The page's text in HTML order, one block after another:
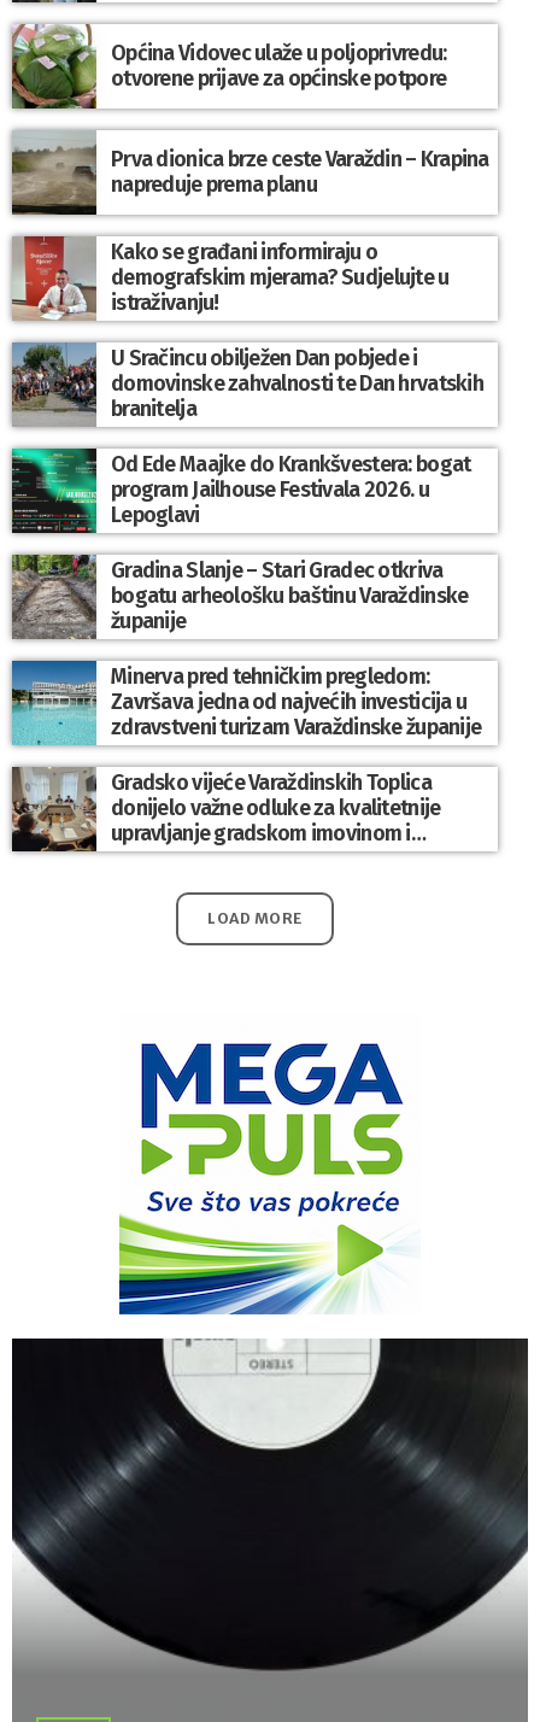
Općina Vidovec ulaže u poljoprivredu:
otvorene prijave za općinske potpore
Prva dionica brze ceste Varaždin – Krapina
napreduje prema planu
Kako se građani informiraju o
demografskim mjerama? Sudjelujte u
istraživanju!
U Sračincu obilježen Dan pobjede i
domovinske zahvalnosti te Dan hrvatskih
branitelja
Od Ede Maajke do Krankšvestera: bogat
program Jailhouse Festivala 2026. u
Lepoglavi
Gradina Slanje – Stari Gradec otkriva
bogatu arheološku baštinu Varaždinske
županije
Minerva pred tehničkim pregledom:
Završava jedna od najvećih investicija u
zdravstveni turizam Varaždinske županije
Gradsko vijeće Varaždinskih Toplica
donijelo važne odluke za kvalitetnije
upravljanje gradskom imovinom i
komunalnim sustavom
LOAD MORE